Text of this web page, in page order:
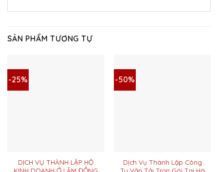
SẢN PHẨM TƯƠNG TỰ
-25%
DỊCH VỤ THÀNH LẬP HỘ
KINH DOANH Ở LÂM ĐỒNG
-50%
Dịch Vụ Thành Lập Công
Ty Vận Tải Trọn Gói Tại Hà